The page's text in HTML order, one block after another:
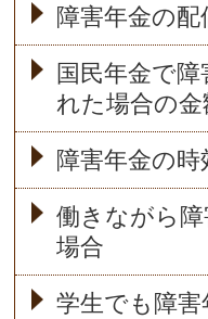
障害年金の配
国民年金で
れた場合の金
障害年金の時
働きながら
場合
学生でも障